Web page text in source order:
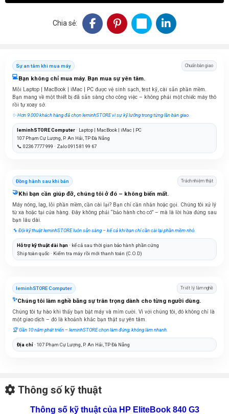
Chia sẻ:
Sự an tâm khi mua máy Chuẩn bàn giao
💻Bạn không chỉ mua máy. Bạn mua sự yên tâm.
Mỗi Laptop | MacBook | iMac | PC được vệ sinh sạch, test kỹ, cài sẵn phần mềm.
Bạn mang về một thiết bị đã sẵn sàng cho công việc – không phải một chiếc máy thô
rồi tự xoay sở.
✨ Hơn 9.000 khách hàng đã chọn leminhSTORE vì sự kỹ lưỡng trong từng lần bàn giao.
leminhSTORE Computer· Laptop | MacBook | iMac | PC
107 Phạm Cự Lượng, P. An Hải, TP Đà Nẵng
📞 0236 7777 999 · Zalo 0915 81 99 67
Đồng hành sau khi bán Trách nhiệm thật
🤝Khi bạn cần giúp đỡ, chúng tôi ở đó – không biến mất.
Máy nóng, lag, lỗi phần mềm, cần cài lại? Bạn chỉ cần nhắn hoặc gọi. Chúng tôi xử lý
từ xa hoặc tại cửa hàng. Đây không phải “bảo hành cho có” – mà là lời hứa đứng sau
bạn lâu dài.
🔧 Đội kỹ thuật leminhSTORE luôn sẵn sàng – kể cả khi bạn chỉ cần cài lại phần mềm nhỏ.
Hỗ trợ kỹ thuật dài hạn · kể cả sau thời gian bảo hành phần cứng
Ship toàn quốc · Kiểm tra máy rồi mới thanh toán (C.O.D)
leminhSTORE Computer Triết lý làm nghề
✨Chúng tôi làm nghề bằng sự trân trọng dành cho từng người dùng.
Chúng tôi tự hào khi thấy bạn bật máy và mỉm cười. Vì với chúng tôi, đó không chỉ là
một giao dịch – đó là khoảnh khắc bạn thật sự yên tâm.
🏆 Gần 10 năm phát triển – leminhSTORE chọn làm đúng, không làm nhanh.
Địa chỉ· 107 Phạm Cự Lượng, P. An Hải, TP Đà Nẵng
Thông số kỹ thuật
Thông số kỹ thuật của HP EliteBook 840 G3